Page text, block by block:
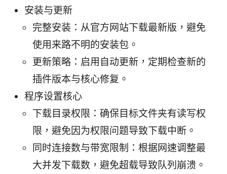
安装与更新
完整安装：从官方网站下载最新版，避免
使用来路不明的安装包。
更新策略：启用自动更新，定期检查新的
插件版本与核心修复。
程序设置核心
下载目录权限：确保目标文件夹有读写权
限，避免因为权限问题导致下载中断。
同时连接数与带宽限制：根据网速调整最
大并发下载数，避免超载导致队列崩溃。